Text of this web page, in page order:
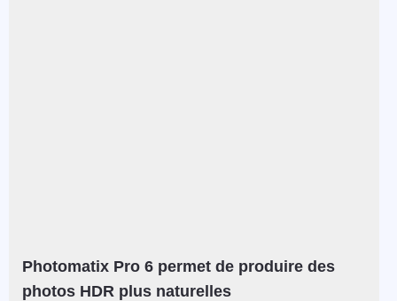
Photomatix Pro 6 permet de produire des
photos HDR plus naturelles